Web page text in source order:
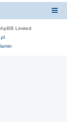
Limited